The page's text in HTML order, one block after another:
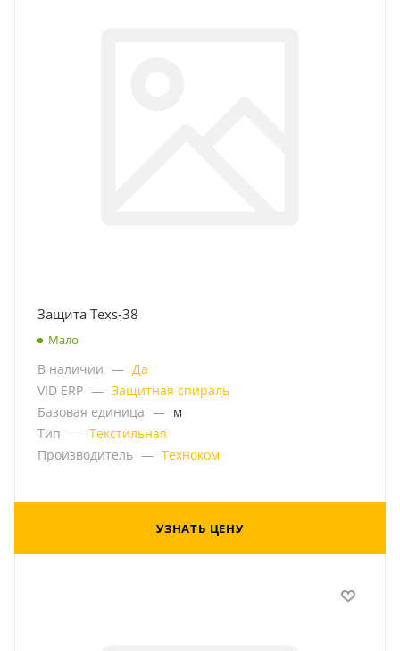
Защита Texs-38
Мало
В наличии — Да
VID ERP — Защитная спираль
Базовая единица — м
Тип — Текстильная
Производитель — Техноком
УЗНАТЬ ЦЕНУ